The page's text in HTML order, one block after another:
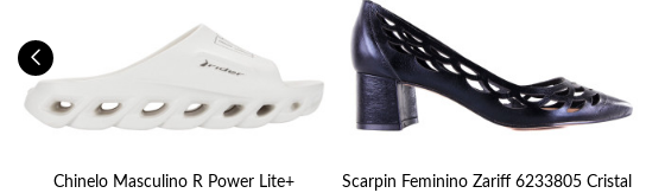
Chinelo Masculino R Power Lite+
Scarpin Feminino Zariff 6233805 Cristal